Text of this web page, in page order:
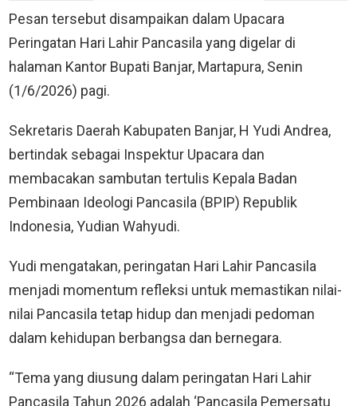
Pesan tersebut disampaikan dalam Upacara
Peringatan Hari Lahir Pancasila yang digelar di
halaman Kantor Bupati Banjar, Martapura, Senin
(1/6/2026) pagi.
Sekretaris Daerah Kabupaten Banjar, H Yudi Andrea,
bertindak sebagai Inspektur Upacara dan
membacakan sambutan tertulis Kepala Badan
Pembinaan Ideologi Pancasila (BPIP) Republik
Indonesia, Yudian Wahyudi.
Yudi mengatakan, peringatan Hari Lahir Pancasila
menjadi momentum refleksi untuk memastikan nilai-
nilai Pancasila tetap hidup dan menjadi pedoman
dalam kehidupan berbangsa dan bernegara.
“Tema yang diusung dalam peringatan Hari Lahir
Pancasila Tahun 2026 adalah ‘Pancasila Pemersatu